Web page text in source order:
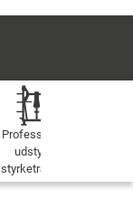
Professionelt
udstyr til
styrketræning